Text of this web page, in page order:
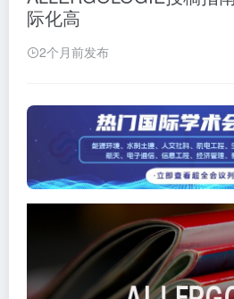
际化高
2个月前发布